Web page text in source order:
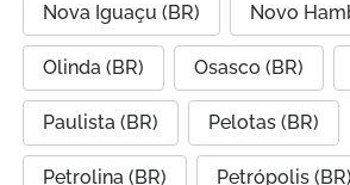
Nova Iguaçu (BR) Novo
Olinda (BR) Osasco (BR)
Paulista (BR) Pelotas (BR)
Petrolina (BR) Petrópolis (BR)